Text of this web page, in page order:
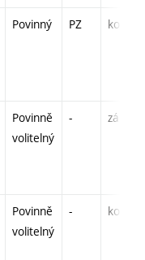
Povinný PZ kol
Povinně
volitelný
- zá
Povinně
volitelný
- kol